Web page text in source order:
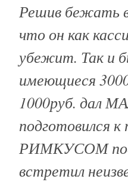
Решив бежать
что он как
убежит. Так и
имеющиеся
1000руб. дал
подготовился
РИМКУСОМ
встретил